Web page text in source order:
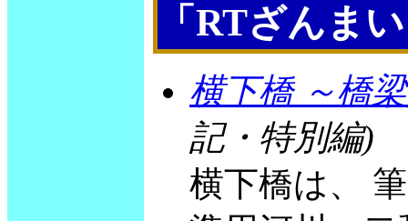
「RTざんま
横下橋 ～橋
記・特別編)
横下橋は、